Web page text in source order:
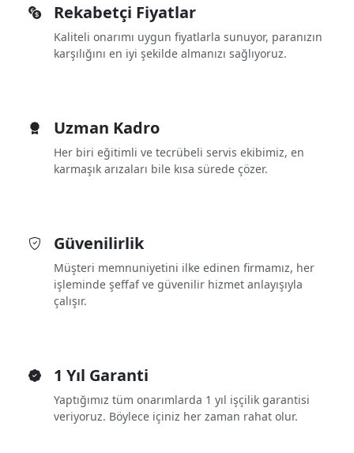
Rekabetçi Fiyatlar
Kaliteli onarımı uygun fiyatlarla sunuyor, paranızın
karşılığını en iyi şekilde almanızı sağlıyoruz.
Uzman Kadro
Her biri eğitimli ve tecrübeli servis ekibimiz, en
karmaşık arızaları bile kısa sürede çözer.
Güvenilirlik
Müşteri memnuniyetini ilke edinen firmamız, her
işleminde şeffaf ve güvenilir hizmet anlayışıyla
çalışır.
1 Yıl Garanti
Yaptığımız tüm onarımlarda 1 yıl işçilik garantisi
veriyoruz. Böylece içiniz her zaman rahat olur.